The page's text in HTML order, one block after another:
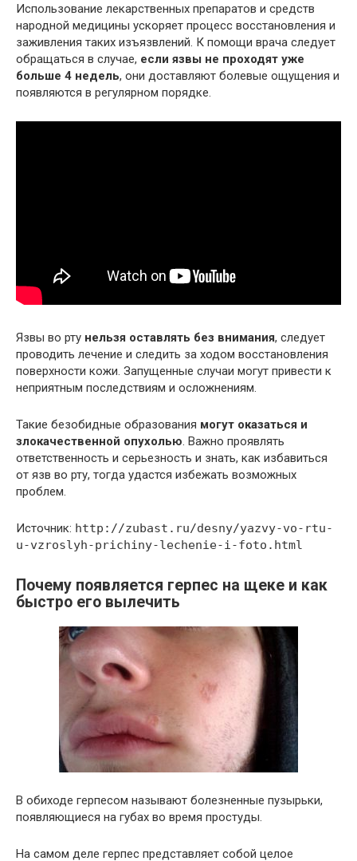
Использование лекарственных препаратов и средств
народной медицины ускоряет процесс восстановления и
заживления таких изъязвлений. К помощи врача следует
обращаться в случае, если язвы не проходят уже
больше 4 недель, они доставляют болевые ощущения и
появляются в регулярном порядке.
Язвы во рту нельзя оставлять без внимания, следует
проводить лечение и следить за ходом восстановления
поверхности кожи. Запущенные случаи могут привести к
неприятным последствиям и осложнениям.
Такие безобидные образования могут оказаться и
злокачественной опухолью . Важно проявлять
ответственность и серьезность и знать, как избавиться
от язв во рту, тогда удастся избежать возможных
проблем.
Источник: http://zubast.ru/desny/yazvy-vo-rtu-
u-vzroslyh-prichiny-lechenie-i-foto.html
Почему появляется герпес на щеке и как
быстро его вылечить
В обиходе герпесом называют болезненные пузырьки,
появляющиеся на губах во время простуды.
На самом деле герпес представляет собой целое